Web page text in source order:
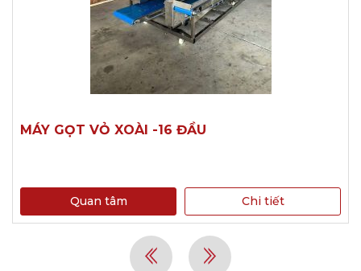
MÁY GỌT VỎ XOÀI -16 ĐẦU
Quan tâm Chi tiết